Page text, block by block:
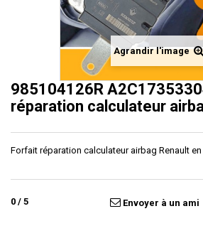
Agrandir l'image
985104126R
réparation calculateur
Forfait réparation calculateur airbag Renault en
0 / 5 Envoyer à un ami